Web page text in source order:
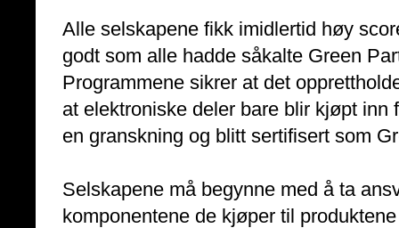
Alle selskapene fikk imidlertid høy
godt som alle hadde såkalte Green
Programmene sikrer at det
at elektroniske deler bare blir kjøpt
en granskning og blitt sertifisert som
Selskapene må begynne med å ta
komponentene de kjøper til